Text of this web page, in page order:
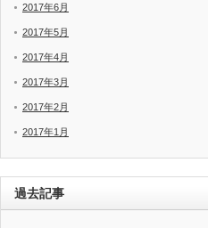
2017年6月
2017年5月
2017年4月
2017年3月
2017年2月
2017年1月
過去記事